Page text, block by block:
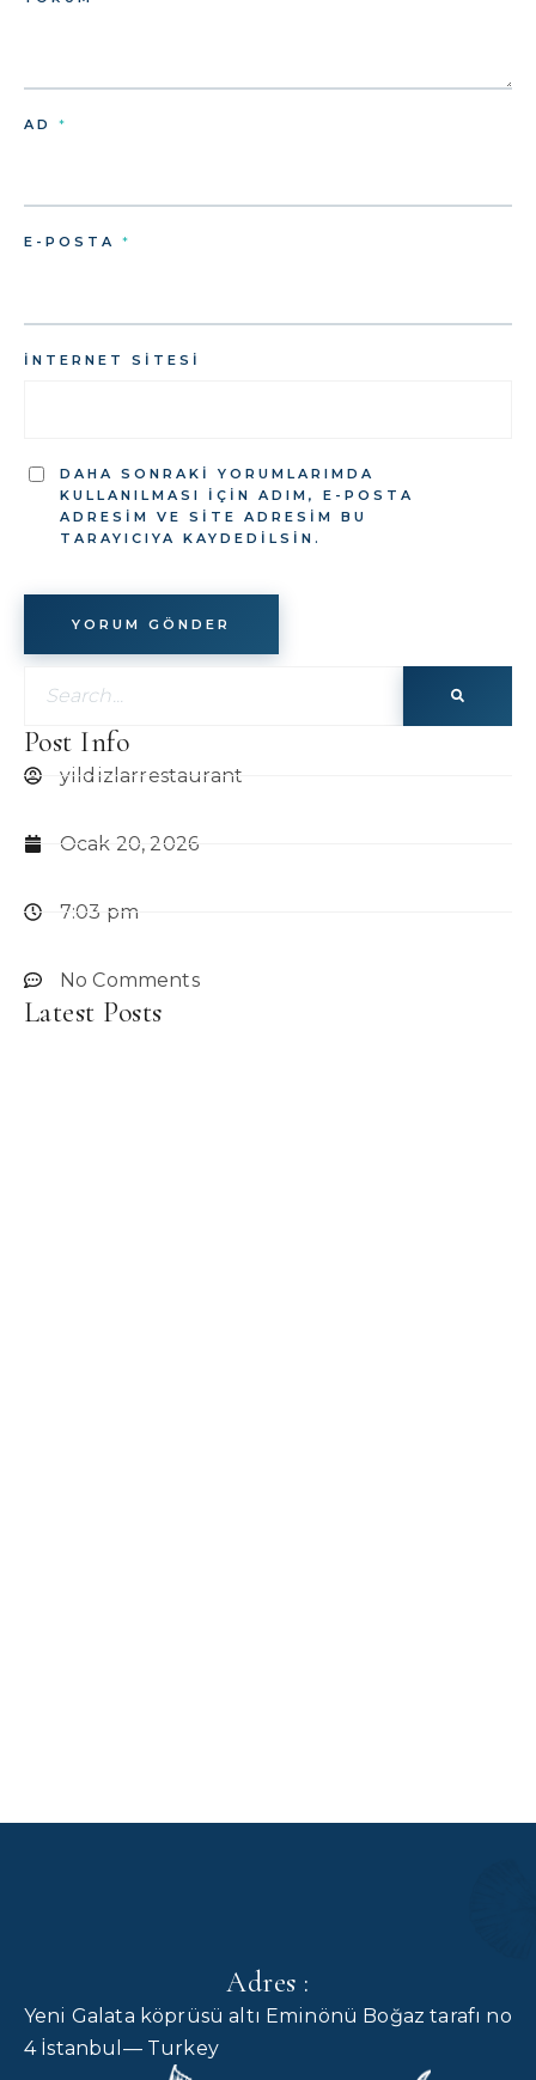
AD *
E-POSTA *
İNTERNET SITESI
DAHA SONRAKI YORUMLARIMDA
KULLANILMASI IÇIN ADIM, E-POSTA
ADRESIM VE SITE ADRESIM BU
TARAYICIYA KAYDEDILSIN.
Post Info
yildizlarrestaurant
Ocak 20, 2026
7:03 pm
No Comments
Latest Posts
Adres :
Yeni Galata köprüsü altı Eminönü Boğaz tarafı no
4 İstanbul— Turkey